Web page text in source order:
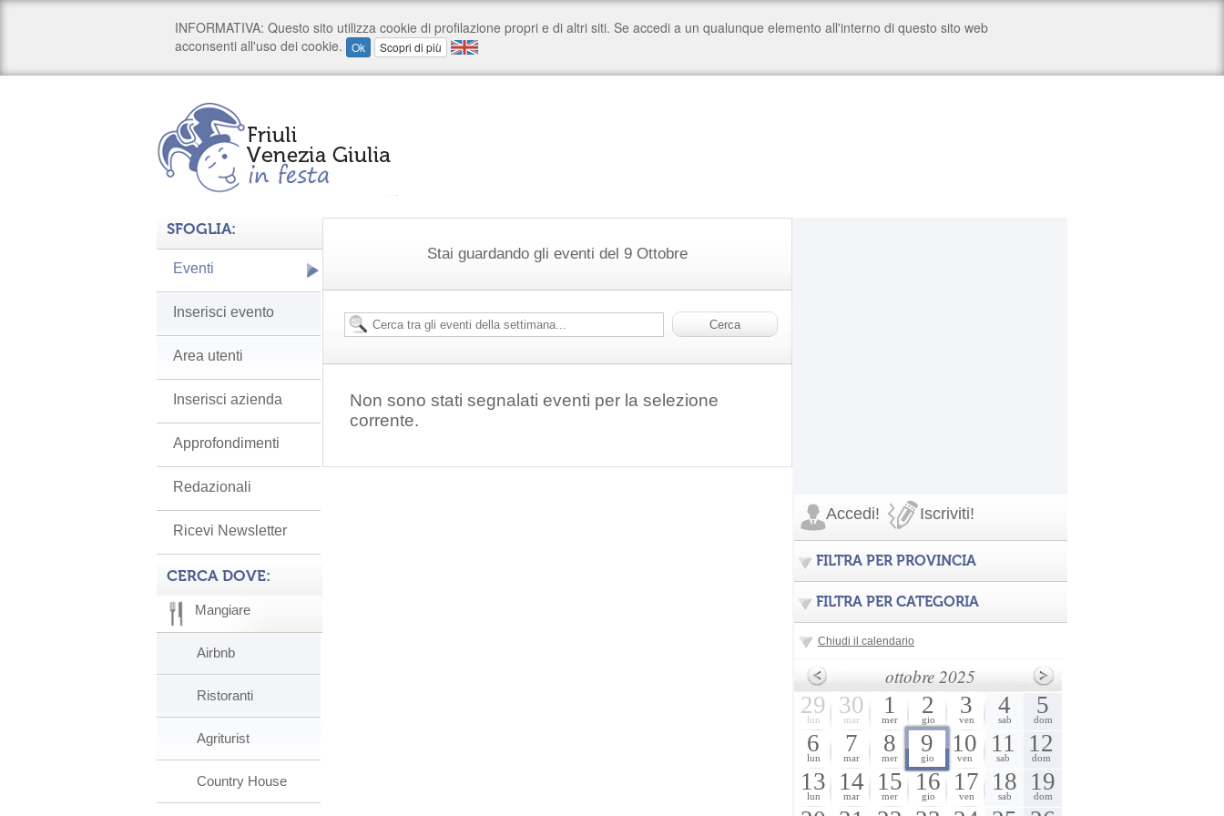
Stai guardando gli eventi del 9 Ottobre
Non sono stati segnalati eventi per la selezione
corrente.
SFOGLIA:
Eventi
Inserisci evento
Area utenti
Inserisci azienda
Approfondimenti
Redazionali
Ricevi Newsletter
CERCA DOVE:
Mangiare
Airbnb
Ristoranti
Agriturist
Country House
Accedi! Iscriviti!
FILTRA PER PROVINCIA
FILTRA PER CATEGORIA
Chiudi il calendario
ottobre 2025
29
lun
30
mar
1
mer
2
gio
3
ven
4
sab
5
dom
6
lun
7
mar
8
mer
9
gio
10
ven
11
sab
12
dom
13
lun
14
mar
15
mer
16
gio
17
ven
18
sab
19
dom